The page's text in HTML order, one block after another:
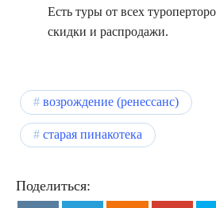
Есть туры от всех
скидки и распродажи.
возрождение (ренессанс)
старая пинакотека
Поделиться: